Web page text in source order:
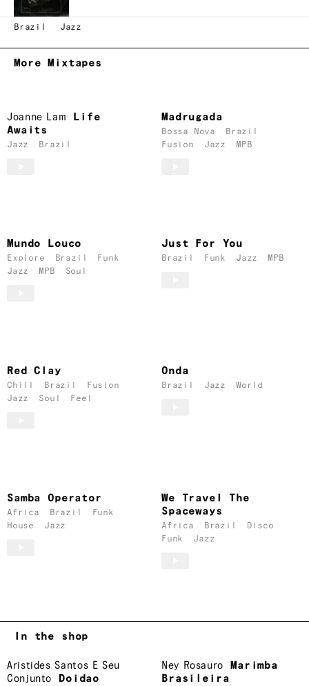
Brazil Jazz
More Mixtapes
Joanne Lam
Life
Awaits
Jazz Brazil
Madrugada
Bossa Nova
Brazil
Fusion
Jazz MPB
Mundo Louco
Explore Brazil
Funk
Jazz
MPB Soul
Just For You
Brazil Funk Jazz MPB
Red Clay
Chill Brazil
Fusion
Jazz
Soul Feel
Onda
Brazil Jazz World
Samba Operator
Africa Brazil
Funk
House
Jazz
We Travel The
Spaceways
Africa Brazil
Disco
Funk
Jazz
In the shop
Aristides Santos E Seu
Conjunto
Doidao
Ney Rosauro
Marimba
Brasileira